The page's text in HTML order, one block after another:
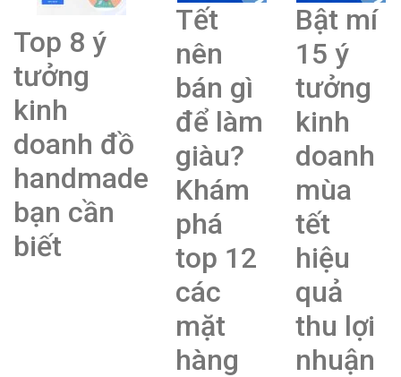
Top 8 ý
tưởng
kinh
doanh đồ
handmade
bạn cần
biết
Tết
nên
bán gì
để làm
giàu?
Khám
phá
top 12
các
mặt
hàng
Bật mí
15 ý
tưởng
kinh
doanh
mùa
tết
hiệu
quả
thu lợi
nhuận